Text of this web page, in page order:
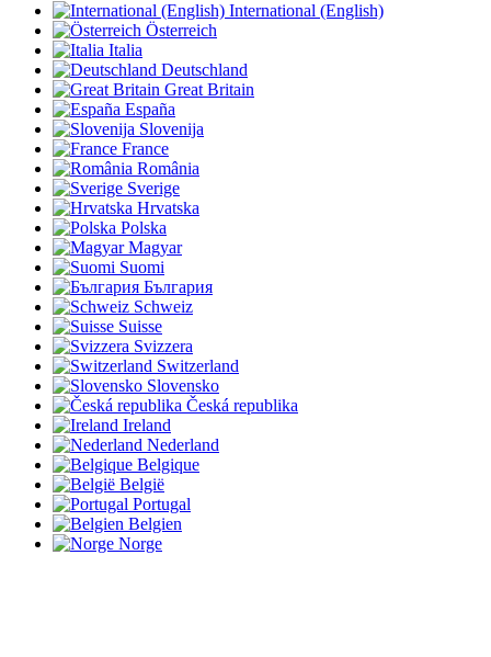
International (English)
Österreich
Italia
Deutschland
Great Britain
España
Slovenija
France
România
Sverige
Hrvatska
Polska
Magyar
Suomi
България
Schweiz
Suisse
Svizzera
Switzerland
Slovensko
Česká republika
Ireland
Nederland
Belgique
België
Portugal
Belgien
Norge